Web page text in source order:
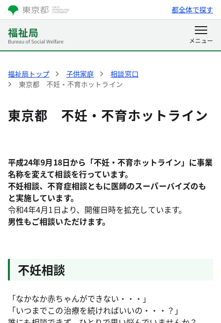
都全体で探す
福祉局トップ 子供家庭
相談窓口
東京都 不妊・不育ホットライン
東京都 不妊・不育ホットライン
平成24年9月18日から「不妊・不育ホットライン」に事業
名称を変えて相談を行っています。
不妊相談、不育症相談ともに医師のスーパーバイズのも
と実施しています。
令和4年4月1日より、開催日時を拡充しています。
男性もご相談いただけます。
不妊相談
「なかなか赤ちゃんができない・・・」
「いつまでこの治療を続ければいいの・・・？」